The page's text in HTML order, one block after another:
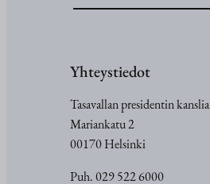
Yhteystiedot
Tasavallan presidentin kanslia
Mariankatu 2
00170 Helsinki
Puh. 029 522 6000